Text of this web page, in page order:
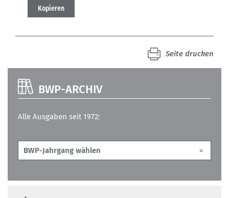
Kopieren
Seite drucken
BWP-ARCHIV
Alle Ausgaben seit 1972: